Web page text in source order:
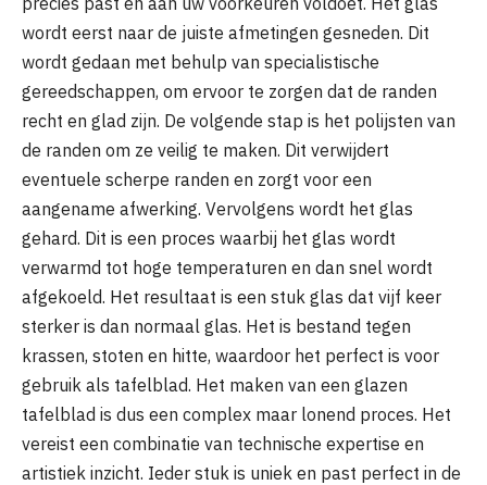
wordt eerst naar de juiste afmetingen gesneden. Dit
wordt gedaan met behulp van specialistische
gereedschappen, om ervoor te zorgen dat de randen
recht en glad zijn. De volgende stap is het polijsten van
de randen om ze veilig te maken. Dit verwijdert
eventuele scherpe randen en zorgt voor een
aangename afwerking. Vervolgens wordt het glas
gehard. Dit is een proces waarbij het glas wordt
verwarmd tot hoge temperaturen en dan snel wordt
afgekoeld. Het resultaat is een stuk glas dat vijf keer
sterker is dan normaal glas. Het is bestand tegen
krassen, stoten en hitte, waardoor het perfect is voor
gebruik als tafelblad. Het maken van een glazen
tafelblad is dus een complex maar lonend proces. Het
vereist een combinatie van technische expertise en
artistiek inzicht. Ieder stuk is uniek en past perfect in de